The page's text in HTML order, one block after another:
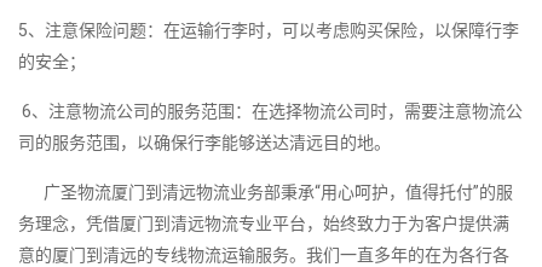
5、注意保险问题：在运输行李时，可以考虑购买保险，以保障行李
的安全；
6、注意物流公司的服务范围：在选择物流公司时，需要注意物流公
司的服务范围，以确保行李能够送达清远目的地。
广圣物流厦门到清远物流业务部秉承“用心呵护，值得托付”的服
务理念，凭借厦门到清远物流专业平台，始终致力于为客户提供满
意的厦门到清远的专线物流运输服务。我们一直多年的在为各行各